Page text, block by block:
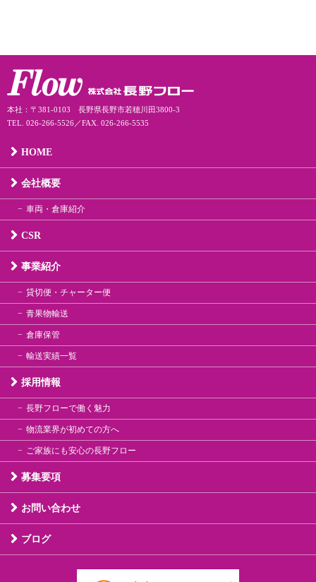
本社：〒381-0103 長野県長野市若穂川田3800-3
TEL. 026-266-5526／FAX. 026-266-5535
HOME
会社概要
車両・倉庫紹介
CSR
事業紹介
貸切便・チャーター便
青果物輸送
倉庫保管
輸送実績一覧
採用情報
長野フローで働く魅力
物流業界が初めての方へ
ご家族にも安心の長野フロー
募集要項
お問い合わせ
ブログ